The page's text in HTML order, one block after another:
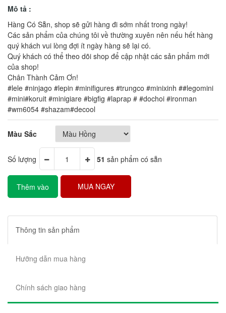
Mô tả :
Hàng Có Sẵn, shop sẽ gửi hàng đi sớm nhất trong ngày!
Các sản phẩm của chúng tôi về thường xuyên nên nếu hết hàng
quý khách vui lòng đợi ít ngày hàng sẽ lại có.
Quý khách có thể theo dõi shop để cập nhật các sản phẩm mới
của shop!
Chân Thành Cảm Ơn!
#lele #ninjago #lepin #minifigures #trungco #minixinh ##legomini
#mini#koruit #minigiare #bigfig #laprap # #dochoi #ironman
#wm6054 #shazam#decool
Màu Sắc
Số lượng 51 sản phẩm có sẵn
Thêm vào MUA NGAY
Thông tin sản phẩm
Hưỡng dẫn mua hàng
Chính sách giao hàng